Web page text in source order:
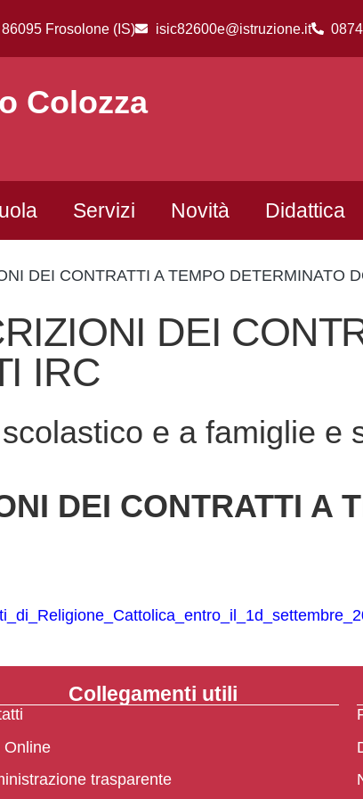
Frosolone (IS) isic82600e@istruzione.it
Colozza
Servizi Novità Didattica
DEI CONTRATTI A TEMPO DETERMINATO
DEI
IRC
e a famiglie e
DEI CONTRATTI A
Collegamenti utili
Online
trasparente